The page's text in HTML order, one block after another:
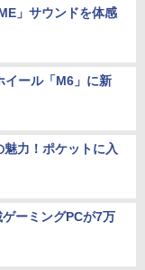
」サウンドを体感
イール「M6」に新
力！ポケットに入
ーミングPCが7万